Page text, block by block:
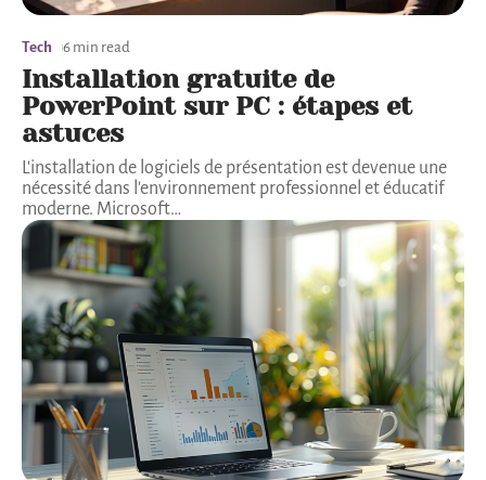
Tech 6 min read
Installation gratuite de
PowerPoint sur PC : étapes et
astuces
L'installation de logiciels de présentation est devenue une
nécessité dans l'environnement professionnel et éducatif
moderne. Microsoft…